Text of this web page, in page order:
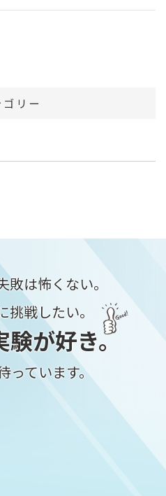
リー
は怖くない。
戦したい。
験が好き。
っています。